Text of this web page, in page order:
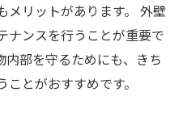
メリットがあります。 外壁
ナンスを行うことが重要で
内部を守るためにも、きち
とがおすすめです。